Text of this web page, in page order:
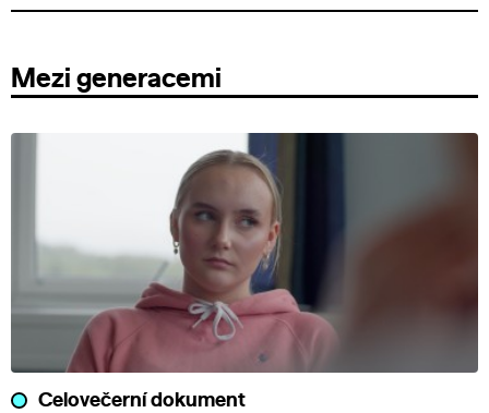
Mezi generacemi
Celovečerní dokument